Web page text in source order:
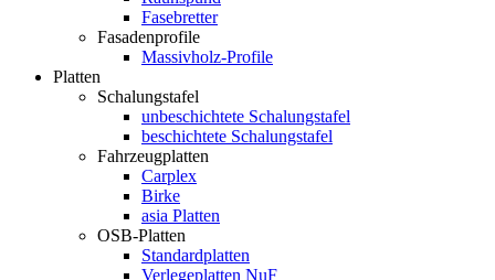
Fasebretter
Fasadenprofile
Massivholz-Profile
Platten
Schalungstafel
unbeschichtete Schalungstafel
beschichtete Schalungstafel
Fahrzeugplatten
Carplex
Birke
asia Platten
OSB-Platten
Standardplatten
Verlegeplatten NuF